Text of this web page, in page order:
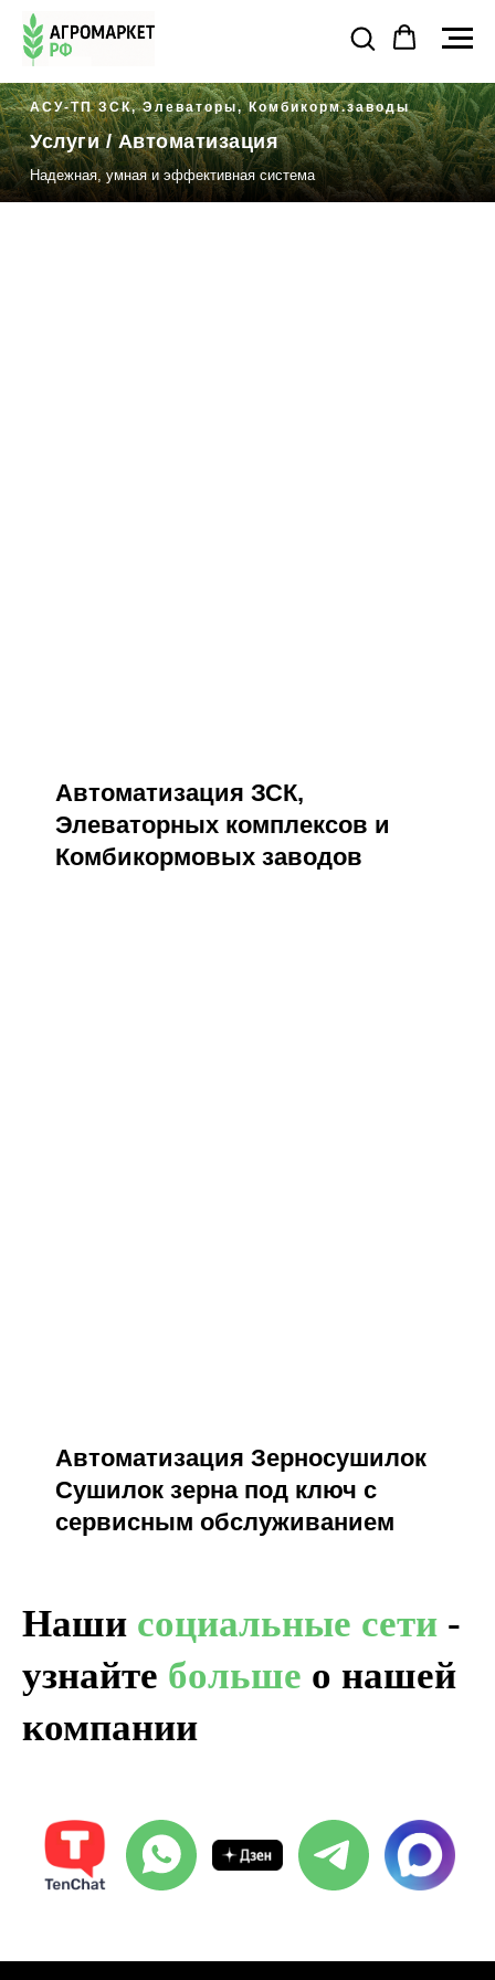
Надежная, умная и эффективная система
Услуги/ Автоматизация
АСУ-ТП ЗСК, Элеваторы, Комбикорм.заводы
Автоматизация ЗСК,
Элеваторных комплексов и
Комбикормовых заводов
Автоматизация Зерносушилок
Сушилок зерна под ключ с
сервисным обслуживанием
Наши социальные сети -
узнайте больше о нашей
компании